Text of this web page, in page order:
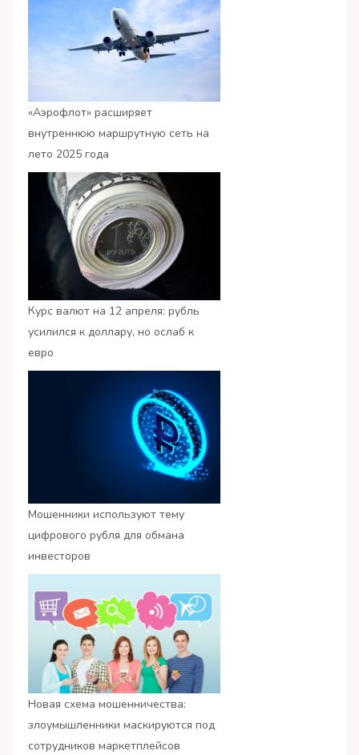
«Аэрофлот» расширяет
внутреннюю маршрутную сеть на
лето 2025 года
Курс валют на 12 апреля: рубль
усилился к доллару, но ослаб к
евро
Мошенники используют тему
цифрового рубля для обмана
инвесторов
Новая схема мошенничества:
злоумышленники маскируются под
сотрудников маркетплейсов